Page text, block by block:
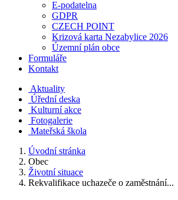
E-podatelna
GDPR
CZECH POINT
Krizová karta Nezabylice 2026
Územní plán obce
Formuláře
Kontakt
Aktuality
Úřední deska
Kulturní akce
Fotogalerie
Mateřská škola
Úvodní stránka
Obec
Životní situace
Rekvalifikace uchazeče o zaměstnání...